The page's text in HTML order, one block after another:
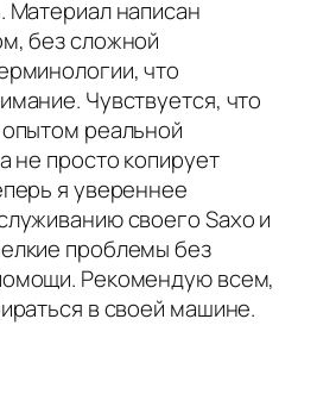
Материал написан
без сложной
что
Чувствуется, что
реальной
не просто копирует
я увереннее
своего Saxo и
проблемы без
Рекомендую всем,
в своей машине.